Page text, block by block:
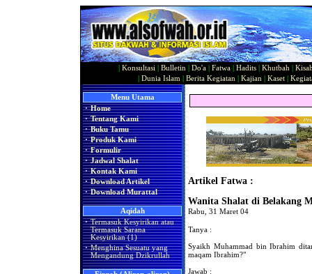
Konsultasi Bulletin Do'a Fatwa Hadits Khutbah
Dunia Islam Berita Kegiatan Kajian Kaset|
Menu Utama
· Home
· Tentang Kami
· Buku Tamu
· Produk Kami
· Formulir
· Jadwal Shalat
· Kontak Kami
· Download Artikel
· Download Murattal
Aqidah
· Termasuk Kesyirikan atau
Termasuk Sarana
Kesyirikan (1)
· Menghina Sesuatu yang
Mengandung Dzikrullah
Artikel Fatwa :
Wanita Shalat di Belakang
Rabu, 31 Maret 04
Tanya :
Syaikh Muhammad bin Ibrahim
maqam Ibrahim?"
Jawab :